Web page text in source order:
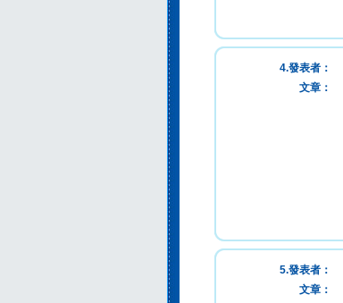
4.發表者：
文章：
5.發表者：
文章：